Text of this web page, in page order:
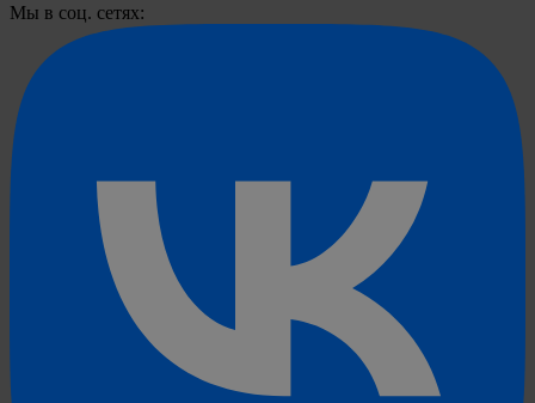
Мы в соц. сетях: